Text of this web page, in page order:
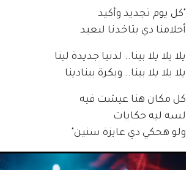
"كل يوم تجديد وأكيد
أحلامنا دي بتاخدنا لبعيد
يلا يلا يلا بينا.. لدنيا جديدة لينا
يلا يلا يلا بينا.. وبكرة بينادينا
كل مكان هنا عيشت فيه
لسه ليه حكايات
ولو هحكي دي عايزة سنين"